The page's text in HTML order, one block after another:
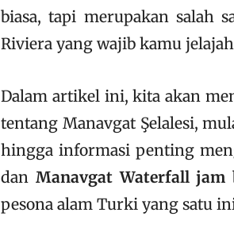
biasa, tapi merupakan salah
Riviera yang wajib kamu
Dalam artikel ini, kita akan
tentang Manavgat Şelalesi,
hingga informasi penting
dan Manavgat Waterfall jam
pesona alam Turki yang satu